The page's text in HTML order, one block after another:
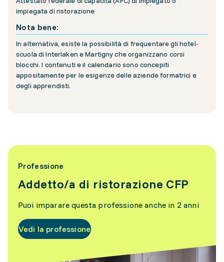
impiegata di ristorazione
Nota bene:
In alternativa, esiste la possibilità di frequentare gli hotel-
scuola di Interlaken e Martigny che organizzano corsi
blocchi. I contenuti e il calendario sono concepiti
appositamente per le esigenze delle aziende formatrici e
degli apprendisti.
Professione
Addetto/a di ristorazione CFP
Puoi imparare questa professione anche in 2 anni
Vedi la professione